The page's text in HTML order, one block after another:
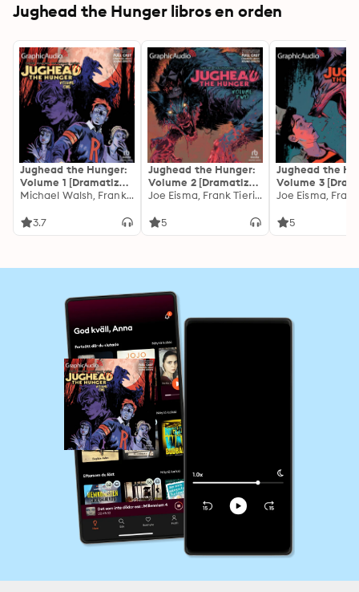
Jughead the Hunger libros en orden
Jughead the Hunger:
Volume 1 [Dramatized
Adaptation]: Archie Michael Walsh, Frank Tieri
3.7
Jughead the Hunger:
Volume 2 [Dramatized
Adaptation]: Archie Joe Eisma, Frank Tieri, Pat & Tim Kennedy
5
Jughead the
Volume 3
Adaptation]:
Joe Eisma,
5